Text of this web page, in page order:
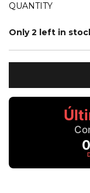
QUANTITY
Only2 left in